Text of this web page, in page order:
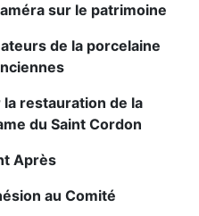
sur le patrimoine
de la porcelaine
restauration de la
du Saint Cordon
Après
au Comité